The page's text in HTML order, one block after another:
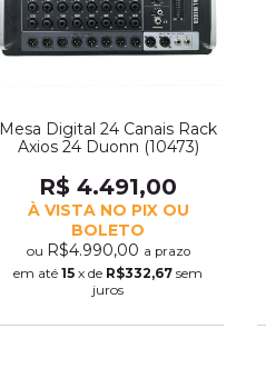
Mesa Digital 24 Canais Rack
Axios 24 Duonn (10473)
R$ 4.491,00
À VISTA NO PIX OU
BOLETO
ou R$4.990,00 a prazo
em até15 x de R$332,67 sem
juros